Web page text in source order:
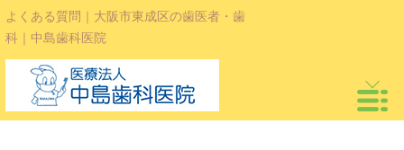
よくある質問｜大阪市東成区の歯医者・歯
科｜中島歯科医院